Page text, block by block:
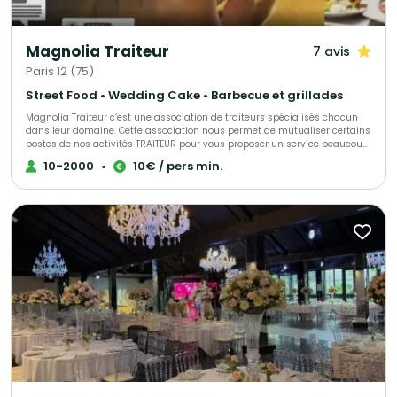
Magnolia Traiteur 7 avis
Paris 12 (75)
Street Food • Wedding Cake • Barbecue et grillades
Magnolia Traiteur c’est une association de traiteurs spécialisés chacun
dans leur domaine. Cette association nous permet de mutualiser certains
postes de nos activités TRAITEUR pour vous proposer un service beaucoup
plus performant à tous les niveaux, LES AVANTAGES pour mieux vous
servir : - Un standard commun pour une réponse immédiate à vos
nous vous enverrons. - Une qualité de produits irréprochables (consulter
les centaines d’avis de nos clients sur Magnolia Traiteur) - Les achats de
matières premières de base mutualisées pour des coûts optimisés sur
nos devis - Des frais de publicité partagés pour descendre nos charges
fixes et vous proposer les meilleurs tarifs. - Une offre plus large avec un
seul interlocuteur « Magnolia Traiteur» - Des devis complet avec grâce à
nos partenaires « complémentaires » et spécialistes de l’événementiel,
avec toutes les options en complément que vous désirerez comme : Un
lieu, du matériel de location, de la sonorisation, du personnel de service,
un DJ, un photobooth, une location de verre, des jeux de lumières, etc… - Et
pour finir et surtout grâce à tout cela, vous l’aurez compris …des tarifs
attractifs pour la réalisation de votre événement !!! Magnolia Traiteur c’est
la réalisation de plus de 300 événements chaque année ! Nous vous
invitons à consulter notre site Magnolia Traiteur ou à nous téléphoner
10-2000 • 10€ / pers min.